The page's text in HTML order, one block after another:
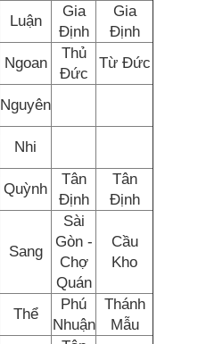
Luận
Gia
Định
Gia
Định
Ngoan
Thủ
Đức
Từ Đức
Nguyên
Nhi
Quỳnh
Tân
Định
Tân
Định
Sang
Sài
Gòn -
Chợ
Quán
Cầu
Kho
Thể
Phú
Nhuận
Thánh
Mẫu